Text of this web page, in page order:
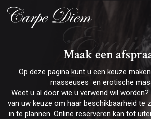
Maak een
Op deze pagina kunt u een keuze
masseuses en erotische
Weet u al door wie u verwend wil
van uw keuze om haar beschikbaarheid te
in te plannen. Online reserveren kan tot